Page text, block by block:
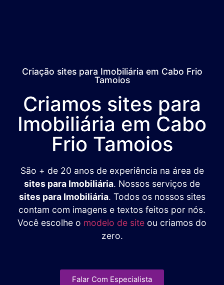
Criação sites para Imobiliária em Cabo Frio
Tamoios
Criamos sites para
Imobiliária em Cabo
Frio Tamoios
São + de 20 anos de experiência na área de
sites para Imobiliária. Nossos serviços de
sites para Imobiliária. Todos os nossos sites
contam com imagens e textos feitos por nós.
Você escolhe o modelo de site ou criamos do
zero.
Falar Com Especialista